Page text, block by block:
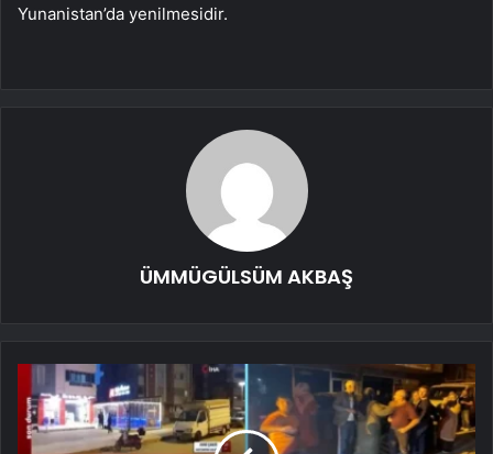
Yunanistan’da yenilmesidir.
ÜMMÜGÜLSÜM AKBAŞ